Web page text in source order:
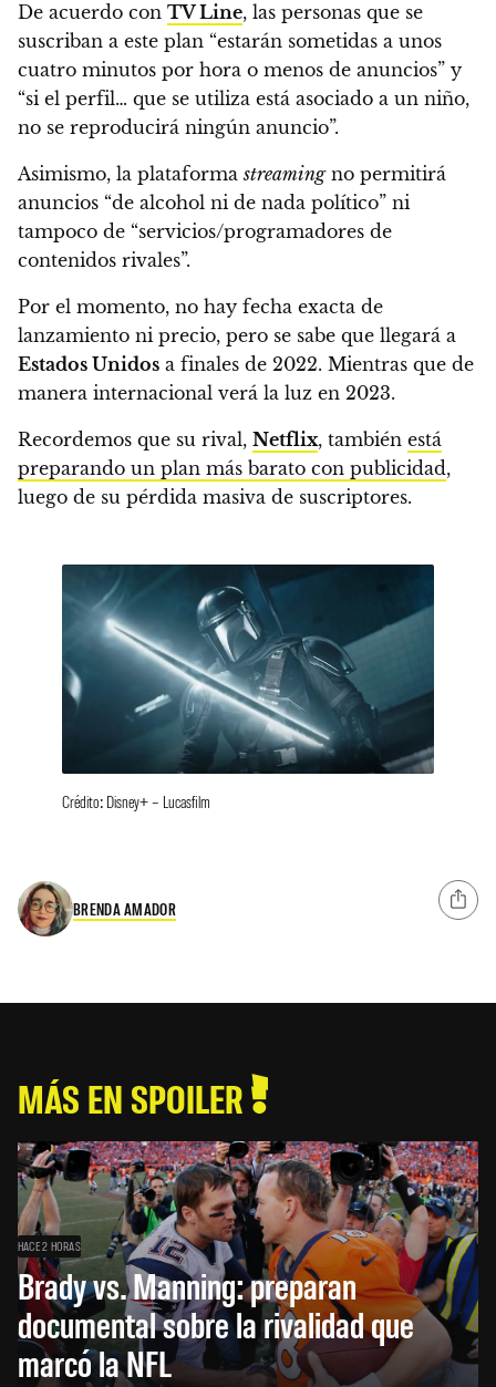
De acuerdo con TV Line, las personas que se
suscriban a este plan “estarán sometidas a unos
cuatro minutos por hora o menos de anuncios” y
“si el perfil… que se utiliza está asociado a un niño,
no se reproducirá ningún anuncio”.
Asimismo, la plataformastreamingno permitirá
anuncios “de alcohol ni de nada político” ni
tampoco de “servicios/programadores de
contenidos rivales”.
Por el momento, no hay fecha exacta de
lanzamiento ni precio, pero se sabe que llegará a
Estados Unidos a finales de 2022. Mientras que de
manera internacional verá la luz en 2023.
Recordemos que su rival, Netflix, también está
preparando un plan más barato con publicidad,
luego de su pérdida masiva de suscriptores.
Crédito: Disney+ – Lucasfilm
BRENDA AMADOR
MÁS EN SPOILER
HACE 2 HORAS
Brady vs. Manning: preparan
documental sobre la rivalidad que
marcó la NFL